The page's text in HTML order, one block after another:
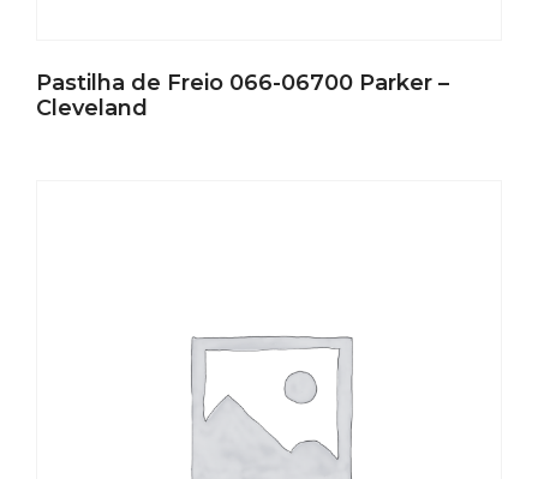
Pastilha de Freio 066-06700 Parker –
Cleveland